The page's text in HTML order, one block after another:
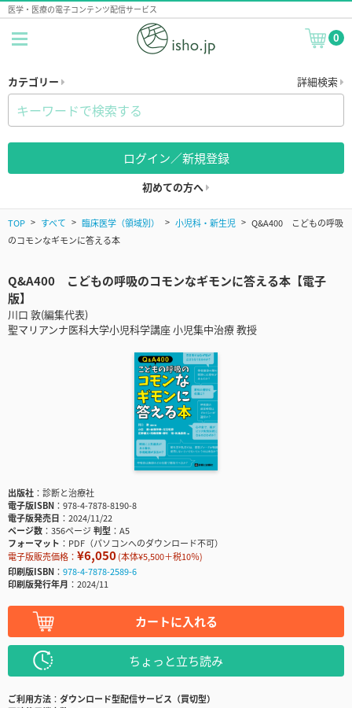
医学・医療の電子コンテンツ配信サービス
0
カテゴリー 詳細検索
ログイン／新規登録
初めての方へ
TOP すべて 臨床医学（領域別） 小児科・新生児
Q&A400 こどもの呼吸
のコモンなギモンに答える本
Q&A400 こどもの呼吸のコモンなギモンに答える本【電子
版】
川口 敦(編集代表)
聖マリアンナ医科大学小児科学講座 小児集中治療 教授
出版社
診断と治療社
電子版ISBN
978-4-7878-8190-8
電子版発売日
2024/11/22
ページ数
356ページ判型
A5
フォーマット
PDF（パソコンへのダウンロード不可）
電子版販売価格： ¥6,050(本体¥5,500＋税10％)
印刷版ISBN
978-4-7878-2589-6
印刷版発行年月
2024/11
カートに入れる
ちょっと立ち読み
ご利用方法
ダウンロード型配信サービス（買切型）